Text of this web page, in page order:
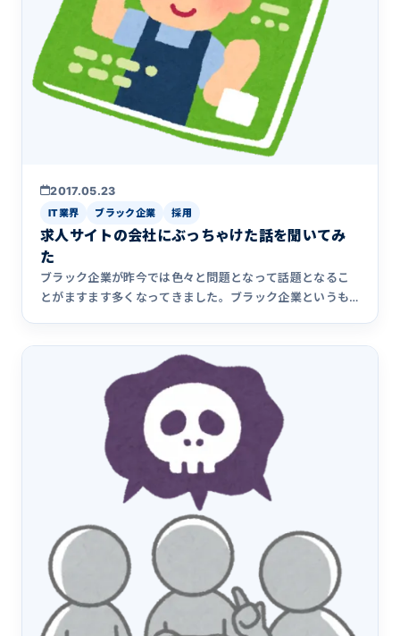
2017.05.23
IT業界 ブラック企業 採用
求人サイトの会社にぶっちゃけた話を聞いてみ
た
ブラック企業が昨今では色々と問題となって話題となるこ
とがますます多くなってきました。ブラック企業というも